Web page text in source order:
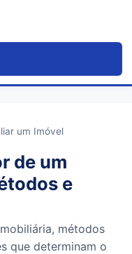
um Imóvel
de um
e
métodos
que determinam o